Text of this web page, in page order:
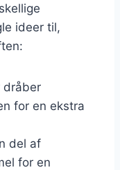
ideer til,
for en ekstra
del af
for en